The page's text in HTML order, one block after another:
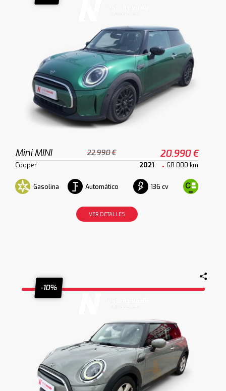
Mini MINI 22.990 € 20.990 €
Cooper 2021 68.000 km
Gasolina Automático 136 cv
VER DETALLES
-10%